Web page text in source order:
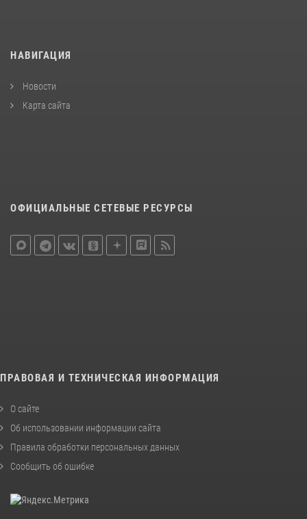
НАВИГАЦИЯ
Новости
Карта сайта
ОФИЦИАЛЬНЫЕ СЕТЕВЫЕ РЕСУРСЫ
ПРАВОВАЯ И ТЕХНИЧЕСКАЯ ИНФОРМАЦИЯ
О сайте
Об использовании информации сайта
Правила обработки персональных данных
Сообщить об ошибке